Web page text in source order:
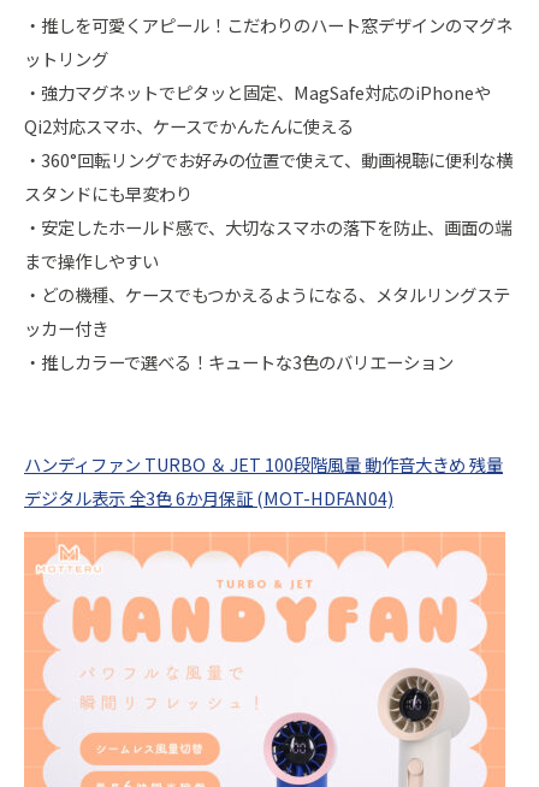
・推しを可愛くアピール！こだわりのハート窓デザインのマグネ
ットリング
・強力マグネットでピタッと固定、MagSafe対応のiPhoneや
Qi2対応スマホ、ケースでかんたんに使える
・360°回転リングでお好みの位置で使えて、動画視聴に便利な横
スタンドにも早変わり
・安定したホールド感で、大切なスマホの落下を防止、画面の端
まで操作しやすい
・どの機種、ケースでもつかえるようになる、メタルリングステ
ッカー付き
・推しカラーで選べる！キュートな3色のバリエーション
ハンディファン TURBO ＆ JET 100段階風量 動作音大きめ 残量
デジタル表示 全3色 6か月保証 (MOT-HDFAN04)